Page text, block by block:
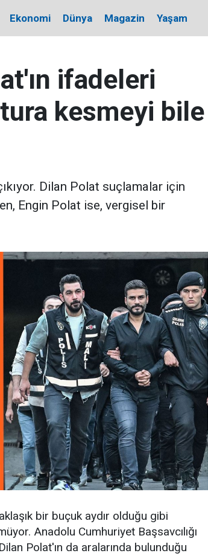
Ekonomi Dünya Magazin Yaşam
ifadeleri
kesmeyi bile
Dilan Polat suçlamalar için
Engin Polat ise, vergisel bir
bir buçuk aydır olduğu gibi
Anadolu Cumhuriyet Başsavcılığı
Polat'ın da aralarında bulunduğu